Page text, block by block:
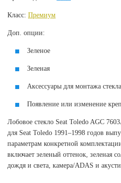
Класс: Премиум
Доп. опции:
Зеленое
Зеленая
Аксессуары для монтажа стекла
Появление или изменение
Лобовое стекло Seat Toledo AGC
для Seat Toledo 1991–1998 годов
параметрам конкретной
включает зеленый оттенок, зеленая
дождя и света, камера/ADAS и